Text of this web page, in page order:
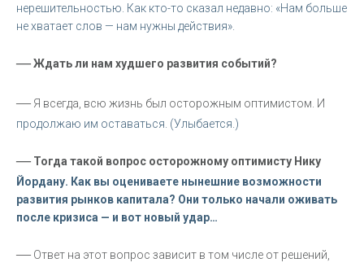
нерешительностью. Как кто-то сказал недавно: «Нам больше
не хватает слов — нам нужны действия».
—Ждать ли нам худшего развития событий?
— Я всегда, всю жизнь был осторожным оптимистом. И
продолжаю им оставаться. (Улыбается.)
— Тогда такой вопрос осторожному оптимисту Нику
Йордану. Как вы оцениваете нынешние возможности
развития рынков капитала? Они только начали оживать
после кризиса — и вот новый удар…
— Ответ на этот вопрос зависит в том числе от решений,